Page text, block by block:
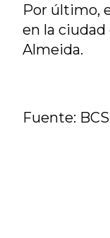
Por último,
en la ciudad
Almeida.
Fuente: